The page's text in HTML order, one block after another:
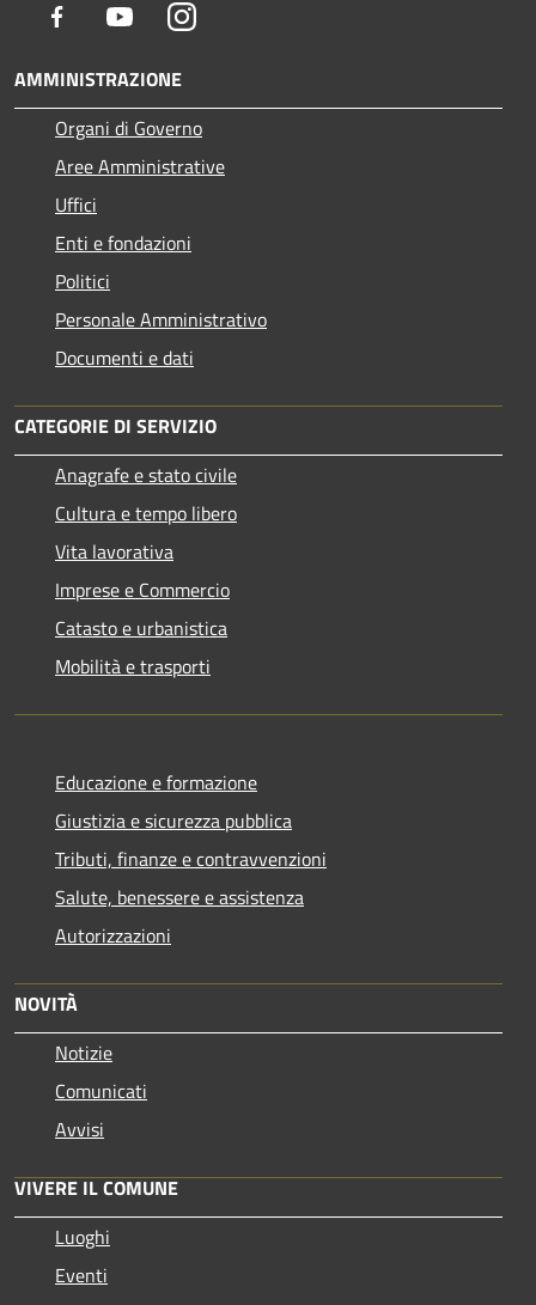
Facebook YoutubeInstagram
AMMINISTRAZIONE
Organi di Governo
Aree Amministrative
Uffici
Enti e fondazioni
Politici
Personale Amministrativo
Documenti e dati
CATEGORIE DI SERVIZIO
Anagrafe e stato civile
Cultura e tempo libero
Vita lavorativa
Imprese e Commercio
Catasto e urbanistica
Mobilità e trasporti
Educazione e formazione
Giustizia e sicurezza pubblica
Tributi, finanze e contravvenzioni
Salute, benessere e assistenza
Autorizzazioni
NOVITÀ
Notizie
Comunicati
Avvisi
VIVERE IL COMUNE
Luoghi
Eventi